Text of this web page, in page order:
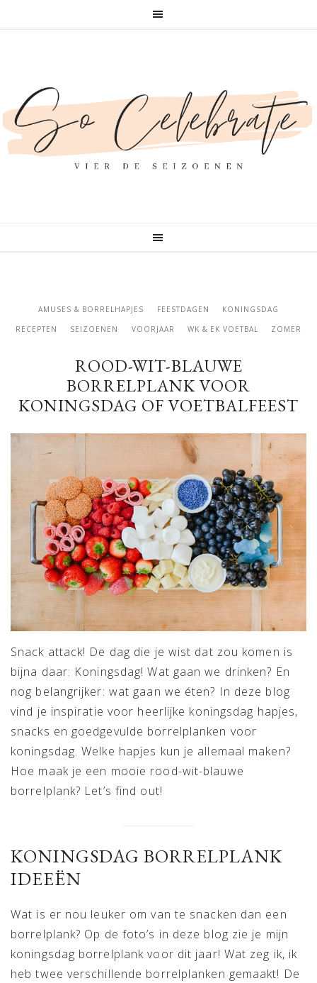
AMUSES & BORRELHAPJES FEESTDAGEN
KONINGSDAG
RECEPTEN
SEIZOENEN VOORJAAR WK & EK VOETBAL ZOMER
ROOD-WIT-BLAUWE
BORRELPLANK VOOR
KONINGSDAG OF VOETBALFEEST
Snack attack! De dag die je wist dat zou komen is
bijna daar: Koningsdag! Wat gaan we drinken? En
nog belangrijker: wat gaan we éten? In deze blog
vind je inspiratie voor heerlijke koningsdag hapjes,
snacks en goedgevulde borrelplanken voor
koningsdag. Welke hapjes kun je allemaal maken?
Hoe maak je een mooie rood-wit-blauwe
borrelplank? Let’s find out!
KONINGSDAG BORRELPLANK
IDEEËN
Wat is er nou leuker om van te snacken dan een
borrelplank? Op de foto’s in deze blog zie je mijn
koningsdag borrelplank voor dit jaar! Wat zeg ik, ik
heb twee verschillende borrelplanken gemaakt! De